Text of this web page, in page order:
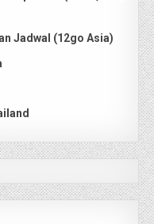
Jadwal (12go Asia)